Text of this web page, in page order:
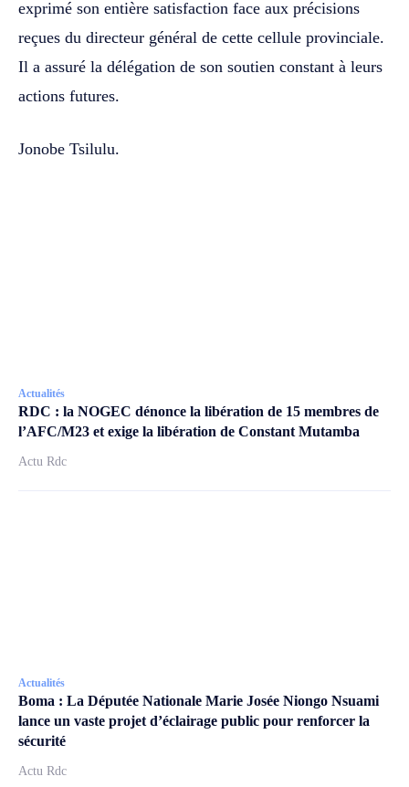
exprimé son entière satisfaction face aux précisions
reçues du directeur général de cette cellule provinciale.
Il a assuré la délégation de son soutien constant à leurs
actions futures.
Jonobe Tsilulu.
Actualités
RDC : la NOGEC dénonce la libération de 15 membres de
l’AFC/M23 et exige la libération de Constant Mutamba
Actu Rdc
Actualités
Boma : La Députée Nationale Marie Josée Niongo Nsuami
lance un vaste projet d’éclairage public pour renforcer la
sécurité
Actu Rdc